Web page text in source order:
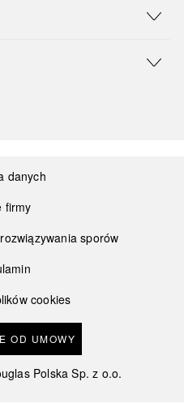
danych
firmy
sporów
cookies
OD UMOWY
Polska Sp. z o.o.